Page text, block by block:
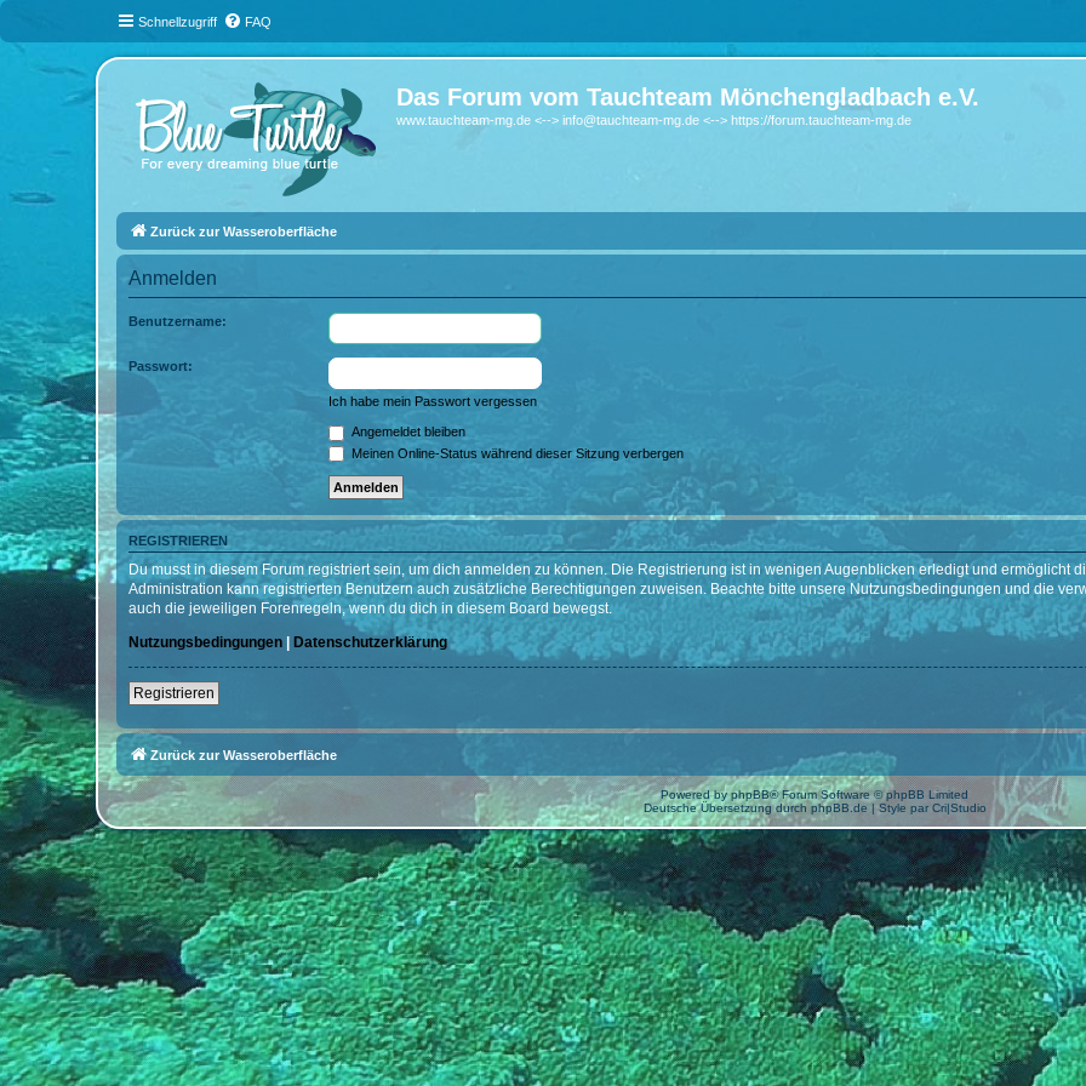
Schnellzugriff FAQ
Das Forum vom Tauchteam Mönchengladbach e.V.
www.tauchteam-mg.de <--> info@tauchteam-mg.de <--> https://forum.tauchteam-mg.de
Zurück zur Wasseroberfläche
Anmelden
Benutzername:
Passwort:
Ich habe mein Passwort vergessen
Angemeldet bleiben
Meinen Online-Status während dieser Sitzung verbergen
REGISTRIEREN
Du musst in diesem Forum registriert sein, um dich anmelden zu können. Die Registrierung ist in wenigen Augenblicken erledigt und ermöglicht
Administration kann registrierten Benutzern auch zusätzliche Berechtigungen zuweisen. Beachte bitte unsere Nutzungsbedingungen und die
auch die jeweiligen Forenregeln, wenn du dich in diesem Board bewegst.
Nutzungsbedingungen | Datenschutzerklärung
Registrieren
Zurück zur Wasseroberfläche
Powered byphpBB® Forum Software © phpBB Limited
Deutsche Übersetzung durch phpBB.de | Style par Cri|Studio